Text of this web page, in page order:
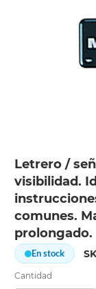
Letrero /
visibilidad.
comunes.
prolongado.
En stock
Cantidad